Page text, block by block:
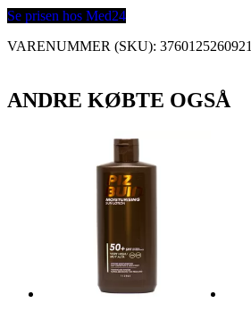
Se prisen hos Med24
VARENUMMER (SKU): 3760125260921
ANDRE KØBTE OGSÅ